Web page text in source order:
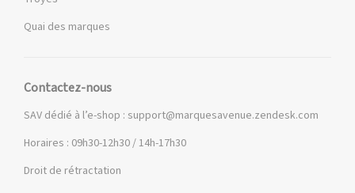
Quai des marques
Contactez-nous
SAV dédié à l’e-shop : support@marquesavenue.zendesk.com
Horaires : 09h30-12h30 / 14h-17h30
Droit de rétractation